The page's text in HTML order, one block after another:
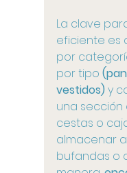
La clave
eficiente es
por
por tipo
vestidos) y
una sección
cestas o
almacenar
bufandas o